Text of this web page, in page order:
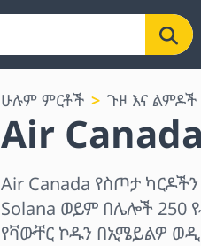
ሁሉም ምርቶች ጉዞ እና ልምዶች
Air
Air Canada የስጦታ ካርዶችን
Solana ወይም በሌሎች 250
የቫውቸር ኮዱን በኢሜይልዎ